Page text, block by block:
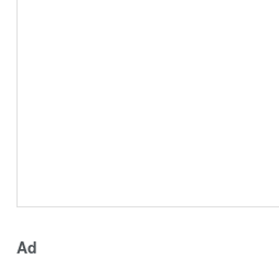
Ad